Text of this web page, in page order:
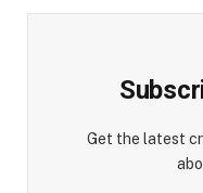
Get the latest